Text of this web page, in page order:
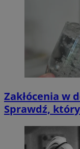
Zakłócenia w
Sprawdź,